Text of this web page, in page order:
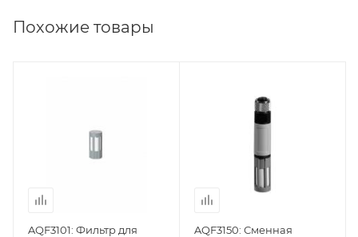
Похожие товары
AQF3101: Фильтр для
AQF3150: Сменная